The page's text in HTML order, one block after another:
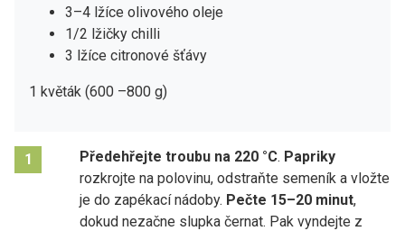
3–4 lžíce olivového oleje
1/2 lžičky chilli
3 lžíce citronové šťávy
1 květák (600 –800 g)
1 Předehřejte troubu na 220 °C. Papriky
rozkrojte na polovinu, odstraňte semeník a vložte
je do zapékací nádoby. Pečte 15–20 minut,
dokud nezačne slupka černat. Pak vyndejte z